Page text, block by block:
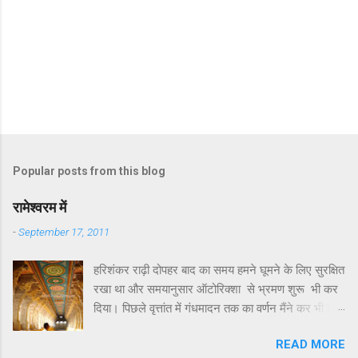
Popular posts from this blog
रामेश्वरम में
-September 17, 2011
हरिशंकर राढ़ी दोपहर बाद का समय हमने घूमने के लिए सुरक्षित
रखा था और समयानुसार ऑटोरिक्शा से भ्रमण शुरू भी कर
दिया। पिछले वृत्तांत में गंधमादन तक का वर्णन मैंने कर भी दिया
दर्शनीय है उसमें लक्ष्मण तीर्थ और सीताकुंड प्रमुख हैं।
READ MORE